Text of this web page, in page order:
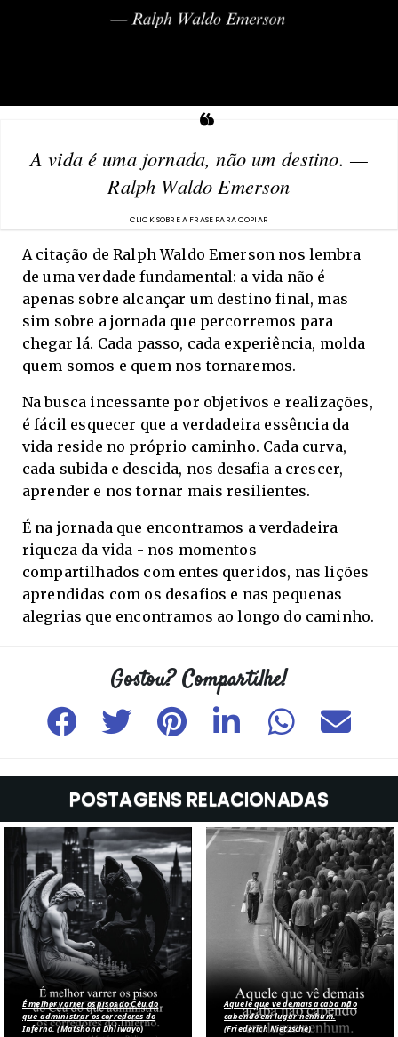
A vida é uma jornada, não um destino. —
Ralph Waldo Emerson
A citação de Ralph Waldo Emerson nos lembra
de uma verdade fundamental: a vida não é
apenas sobre alcançar um destino final, mas
sim sobre a jornada que percorremos para
chegar lá. Cada passo, cada experiência, molda
quem somos e quem nos tornaremos.
Na busca incessante por objetivos e realizações,
é fácil esquecer que a verdadeira essência da
vida reside no próprio caminho. Cada curva,
cada subida e descida, nos desafia a crescer,
aprender e nos tornar mais resilientes.
É na jornada que encontramos a verdadeira
riqueza da vida - nos momentos
compartilhados com entes queridos, nas lições
aprendidas com os desafios e nas pequenas
alegrias que encontramos ao longo do caminho.
POSTAGENS RELACIONADAS
É melhor varrer os pisos do Céu do
que administrar os corredores do
Inferno. (Matshona Dhliwayo)
Aquele que vê demais acaba não
cabendo em lugar nenhum.
(Friederich Nietzsche)